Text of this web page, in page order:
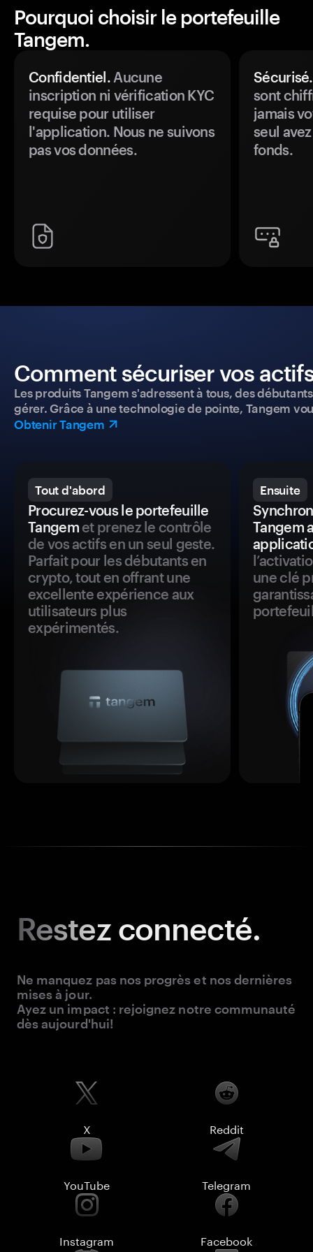
Pourquoi choisir le portefeuille
Tangem.
Confidentiel.Aucune
inscription ni vérification KYC
requise pour utiliser
l'application. Nous ne suivons
pas vos données.
Sécurisé.
sont
jamais
seul
fonds.
Comment sécuriser vos
Les produits Tangem s'adressent à tous, des
gérer. Grâce à une technologie de pointe, Tangem
Obtenir Tangem
Tout d'abord
Procurez-vous le portefeuille
Tangemet prenez le contrôle
de vos actifs en un seul geste.
Parfait pour les débutants en
crypto, tout en offrant une
excellente expérience aux
utilisateurs plus
expérimentés.
Ensuite
Tangem
une clé
Restezconnecté.
Ne manquez pas nos progrès et nos dernières
mises à jour.
Ayez un impact : rejoignez notre communauté
dès aujourd'hui!
X Reddit
YouTube Telegram
Instagram Facebook